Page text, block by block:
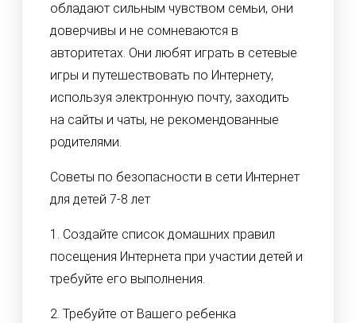
обладают сильным чувством семьи, они
доверчивы и не сомневаются в
авторитетах. Они любят играть в сетевые
игры и путешествовать по Интернету,
используя электронную почту, заходить
на сайты и чаты, не рекомендованные
родителями.
Советы по безопасности в сети Интернет
для детей 7-8 лет
1. Создайте список домашних правил
посещения Интернета при участии детей и
требуйте его выполнения.
2. Требуйте от Вашего ребенка